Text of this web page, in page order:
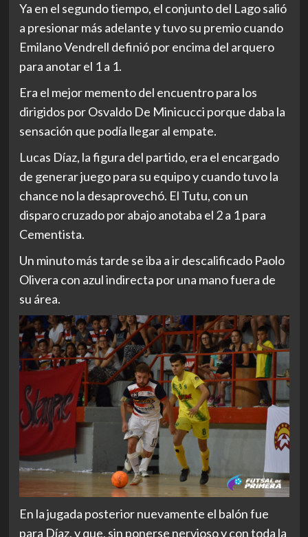
Ya en el segundo tiempo, el conjunto del Lago salió
a presionar más adelante y tuvo su premio cuando
Emilano Vendrell definió por encima del arquero
para anotar el 1 a 1.
Era el mejor memento del encuentro para los
dirigidos por Osvaldo De Minicucci porque daba la
sensación que podía llegar al empate.
Lucas Díaz, la figura del partido, era el encargado
de generar juego para su equipo y cuando tuvo la
chance no la desaprovechó. El Tutu, con un
disparo cruzado por abajo anotaba el 2 a 1 para
Cementista.
Un minuto más tarde se iba a ir descalificado Paolo
Olivera con azul indirecta por una mano fuera de
su área.
En la jugada posterior nuevamente el balón fue
para Díaz, y que, sin ponerse nervioso y con toda la